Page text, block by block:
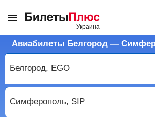
Авиабилеты Белгород —